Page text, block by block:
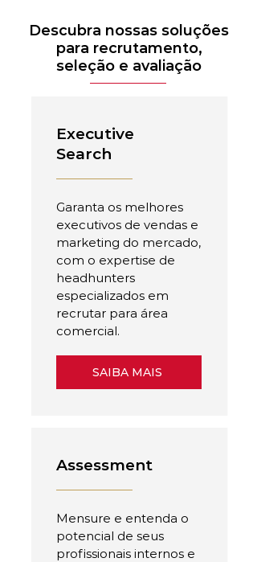
Descubra nossas soluções
para recrutamento,
seleção e avaliação
Executive
Search
Garanta os melhores
executivos de vendas e
marketing do mercado,
com o expertise de
headhunters
especializados em
recrutar para área
comercial.
SAIBA MAIS
Assessment
Mensure e entenda o
potencial de seus
profissionais internos e